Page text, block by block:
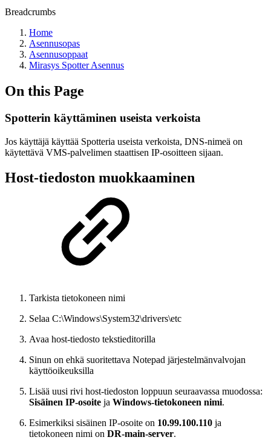
Breadcrumbs
Home
Asennusopas
Asennusoppaat
Mirasys Spotter Asennus
On this Page
Spotterin käyttäminen useista verkoista
Jos käyttäjä käyttää Spotteria useista verkoista, DNS-nimeä on
käytettävä VMS-palvelimen staattisen IP-osoitteen sijaan.
Host-tiedoston muokkaaminen
Tarkista tietokoneen nimi
Selaa C:\Windows\System32\drivers\etc
Avaa host-tiedosto tekstieditorilla
Sinun on ehkä suoritettava Notepad järjestelmänvalvojan
käyttöoikeuksilla
Lisää uusi rivi host-tiedoston loppuun seuraavassa muodossa:
Sisäinen IP-osoite ja Windows-tietokoneen nimi.
Esimerkiksi sisäinen IP-osoite on 10.99.100.110 ja
tietokoneen nimi on DR-main-server.